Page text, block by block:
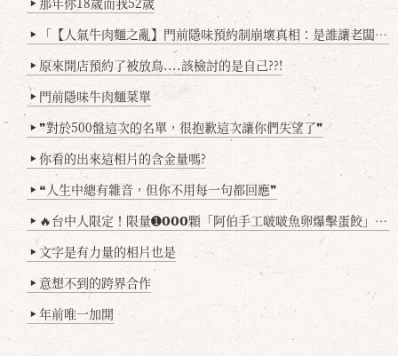
▶
▶ 「【人氣牛肉麵之亂】門前隱味預約制崩壞真相：是誰讓老闆心灰意冷？」
▶ 原來開店預約了被放鳥....該檢討的是自己??!
▶ 門前隱味牛肉麵菜單
▶ ❞對於500盤這次的名單，很抱歉這次讓你們失望了❞
▶ 你看的出來這相片的含金量嗎?
▶ ❝人生中總有雜音，但你不用每一句都回應❞
▶ 🔥台中人限定！限量➊𝟬𝟬𝟬顆「阿伯手工啵啵魚卵爆擊蛋餃」台北已被搶爆2萬顆，最後名額門前隱味只留給你！🥟💥
▶ 文字是有力量的相片也是
▶ 意想不到的跨界合作
▶ 年前唯一加開